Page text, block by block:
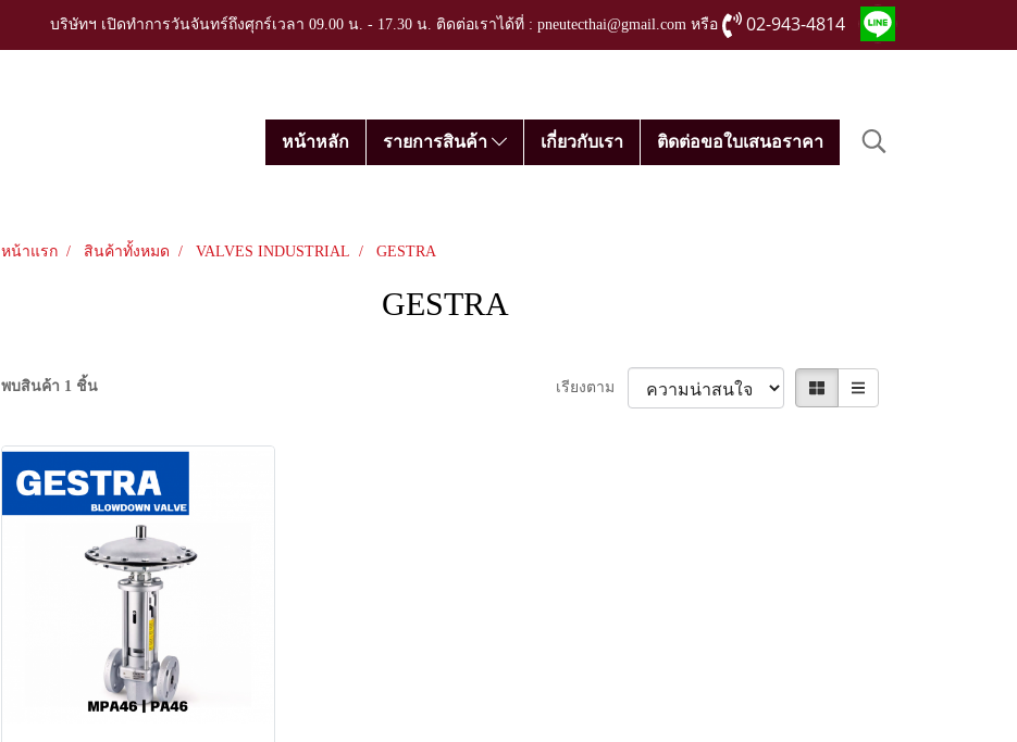
บริษัทฯ เปิดทำการวันจันทร์ถึงศุกร์เวลา 09.00 น. - 17.30 น. ติดต่อเราได้ที่ : pneutecthai@gmail.com หรือ 02-943-4814
หน้าหลัก รายการสินค้า เกี่ยวกับเรา ติดต่อขอใบเสนอราคา
หน้าแรก สินค้าทั้งหมด VALVES INDUSTRIAL GESTRA
GESTRA
พบสินค้า 1 ชิ้น เรียงตาม